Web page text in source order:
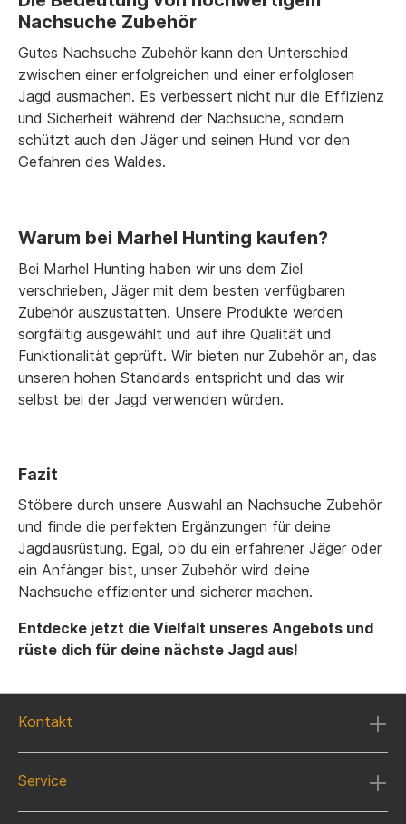
Nachsuche Zubehör
Gutes Nachsuche Zubehör kann den Unterschied
zwischen einer erfolgreichen und einer erfolglosen
Jagd ausmachen. Es verbessert nicht nur die Effizienz
und Sicherheit während der Nachsuche, sondern
schützt auch den Jäger und seinen Hund vor den
Gefahren des Waldes.
Warum bei Marhel Hunting kaufen?
Bei Marhel Hunting haben wir uns dem Ziel
verschrieben, Jäger mit dem besten verfügbaren
Zubehör auszustatten. Unsere Produkte werden
sorgfältig ausgewählt und auf ihre Qualität und
Funktionalität geprüft. Wir bieten nur Zubehör an, das
unseren hohen Standards entspricht und das wir
selbst bei der Jagd verwenden würden.
Fazit
Stöbere durch unsere Auswahl an Nachsuche Zubehör
und finde die perfekten Ergänzungen für deine
Jagdausrüstung. Egal, ob du ein erfahrener Jäger oder
ein Anfänger bist, unser Zubehör wird deine
Nachsuche effizienter und sicherer machen.
Entdecke jetzt die Vielfalt unseres Angebots und
rüste dich für deine nächste Jagd aus!
Kontakt
Service